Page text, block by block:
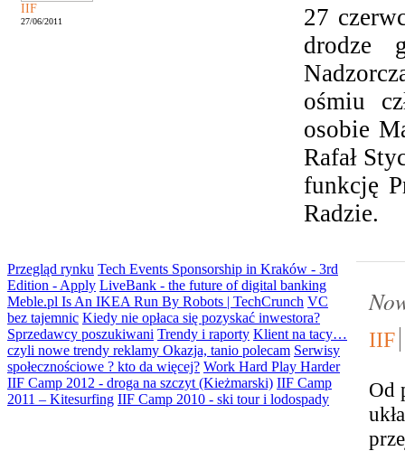
IIF
27/06/2011
27
drodze
ośmiu
osobie
Rafał
funkcję
Radzie.
Przegląd rynku Tech Events Sponsorship in Kraków - 3rd
Edition - Apply LiveBank - the future of digital banking
Meble.pl Is An IKEA Run By Robots | TechCrunch VC
bez tajemnic Kiedy nie opłaca się pozyskać inwestora?
Sprzedawcy poszukiwani Trendy i raporty Klient na tacy…
czyli nowe trendy reklamy Okazja, tanio polecam Serwisy
społecznościowe ? kto da więcej? Work Hard Play Harder
IIF Camp 2012 - droga na szczyt (Kieżmarski) IIF Camp
2011 – Kitesurfing IIF Camp 2010 - ski tour i lodospady
IIF
Od